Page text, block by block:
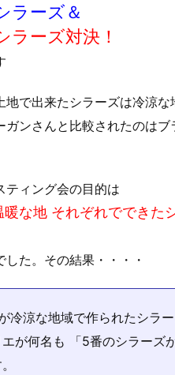
ラーズ＆
ラーズ対決！
地で出来たシラーズは冷涼な
ガンさんと比較されたのは
ティング会の目的は
暖な地 それぞれででき
した。その結果・・・・
冷涼な地域で作られたシラ
が何名も 「5番のシラーズ